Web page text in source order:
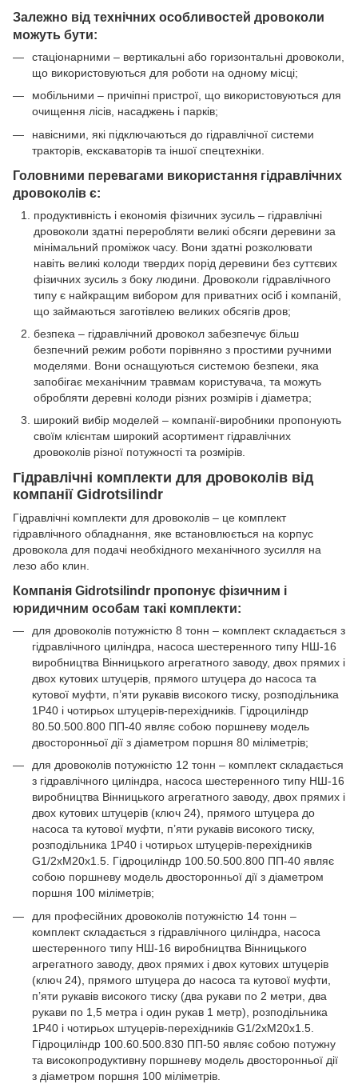
Залежно від технічних особливостей дровоколи
можуть бути:
стаціонарними – вертикальні або горизонтальні дровоколи,
що використовуються для роботи на одному місці;
мобільними – причіпні пристрої, що використовуються для
очищення лісів, насаджень і парків;
навісними, які підключаються до гідравлічної системи
тракторів, екскаваторів та іншої спецтехніки.
Головними перевагами використання гідравлічних
дровоколів є:
продуктивність і економія фізичних зусиль – гідравлічні
дровоколи здатні переробляти великі обсяги деревини за
мінімальний проміжок часу. Вони здатні розколювати
навіть великі колоди твердих порід деревини без суттєвих
фізичних зусиль з боку людини. Дровоколи гідравлічного
типу є найкращим вибором для приватних осіб і компаній,
що займаються заготівлею великих обсягів дров;
безпека – гідравлічний дровокол забезпечує більш
безпечний режим роботи порівняно з простими ручними
моделями. Вони оснащуються системою безпеки, яка
запобігає механічним травмам користувача, та можуть
обробляти деревні колоди різних розмірів і діаметра;
широкий вибір моделей – компанії-виробники пропонують
своїм клієнтам широкий асортимент гідравлічних
дровоколів різної потужності та розмірів.
Гідравлічні комплекти для дровоколів від
компанії Gidrotsilindr
Гідравлічні комплекти для дровоколів – це комплект
гідравлічного обладнання, яке встановлюється на корпус
дровокола для подачі необхідного механічного зусилля на
лезо або клин.
Компанія Gidrotsilindr пропонує фізичним і
юридичним особам такі комплекти:
для дровоколів потужністю 8 тонн – комплект складається з
гідравлічного циліндра, насоса шестеренного типу НШ-16
виробництва Вінницького агрегатного заводу, двох прямих і
двох кутових штуцерів, прямого штуцера до насоса та
кутової муфти, п’яти рукавів високого тиску, розподільника
1Р40 і чотирьох штуцерів-перехідників. Гідроциліндр
80.50.500.800 ПП-40 являє собою поршневу модель
двосторонньої дії з діаметром поршня 80 міліметрів;
для дровоколів потужністю 12 тонн – комплект складається
з гідравлічного циліндра, насоса шестеренного типу НШ-16
виробництва Вінницького агрегатного заводу, двох прямих і
двох кутових штуцерів (ключ 24), прямого штуцера до
насоса та кутової муфти, п’яти рукавів високого тиску,
розподільника 1Р40 і чотирьох штуцерів-перехідників
G1/2xM20x1.5. Гідроциліндр 100.50.500.800 ПП-40 являє
собою поршневу модель двосторонньої дії з діаметром
поршня 100 міліметрів;
для професійних дровоколів потужністю 14 тонн –
комплект складається з гідравлічного циліндра, насоса
шестеренного типу НШ-16 виробництва Вінницького
агрегатного заводу, двох прямих і двох кутових штуцерів
(ключ 24), прямого штуцера до насоса та кутової муфти,
п’яти рукавів високого тиску (два рукави по 2 метри, два
рукави по 1,5 метра і один рукав 1 метр), розподільника
1Р40 і чотирьох штуцерів-перехідників G1/2xM20x1.5.
Гідроциліндр 100.60.500.830 ПП-50 являє собою потужну
та високопродуктивну поршневу модель двосторонньої дії
з діаметром поршня 100 міліметрів.